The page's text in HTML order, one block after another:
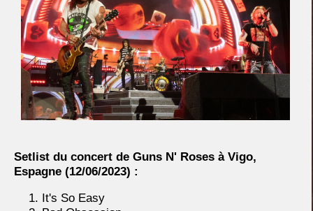
Setlist du concert de Guns N' Roses à Vigo,
Espagne (12/06/2023) :
It's So Easy